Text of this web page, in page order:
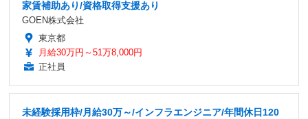
家賃補助あり/資格取得支援あり
GOEN株式会社
東京都
月給30万円～51万8,000円
正社員
未経験採用枠/月給30万～/インフラエンジニア/年間休日120